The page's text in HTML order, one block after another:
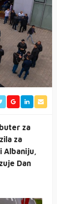
za
za
Albaniju,
Dan